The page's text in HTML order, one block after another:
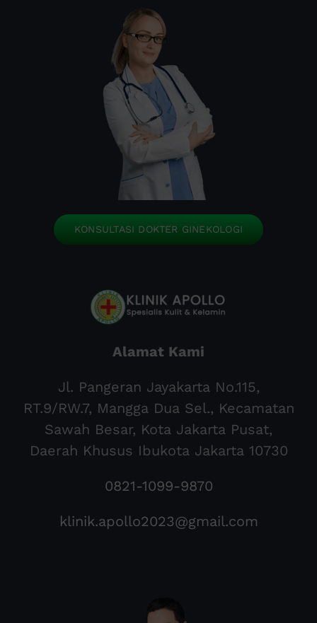
KONSULTASI DOKTER GINEKOLOGI
Alamat Kami
Jl. Pangeran Jayakarta No.115,
RT.9/RW.7, Mangga Dua Sel., Kecamatan
Sawah Besar, Kota Jakarta Pusat,
Daerah Khusus Ibukota Jakarta 10730
0821-1099-9870
klinik.apollo2023@gmail.com